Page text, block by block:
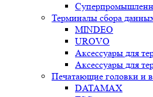
Терминалы сбора
MINDEO
UROVO
Аксессуары для
Аксессуары для
Печатающие головки и
DATAMAX